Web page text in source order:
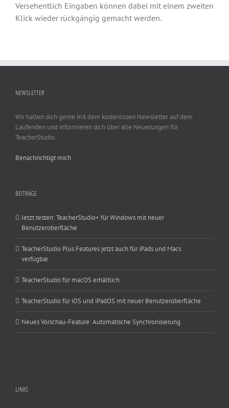
Versehentlich Eingaben können dabei mit einem zweiten
Klick wieder rückgängig gemacht werden.
NEWSLETTER
Wir halten dich gerne mit dem kostenlosen Newsletter auf dem
Laufenden und informieren dich über alle Neuerungen für
TeacherStudio.
Benachrichtigt mich
BEITRÄGE
Jetzt testen: TeacherStudio+ für Windows mit neuer
Benutzeroberfläche
TeacherStudio Plus Features jetzt auch für iPads und Macs
verfügbar
TeacherStudio für macOS erhältlich
TeacherStudio für iOS und iPadOS mit neuer Benutzeroberfläche
Neues Vorschau-Feature: Automatische Synchronisierung
LINKS